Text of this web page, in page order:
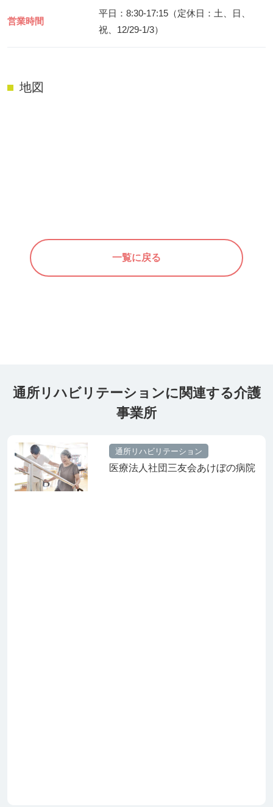
営業時間
平日：8:30-17:15（定休日：土、日、
祝、12/29-1/3）
地図
一覧に戻る
通所リハビリテーションに関連する介護
事業所
通所リハビリテーション
医療法人社団三友会あけぼの病院